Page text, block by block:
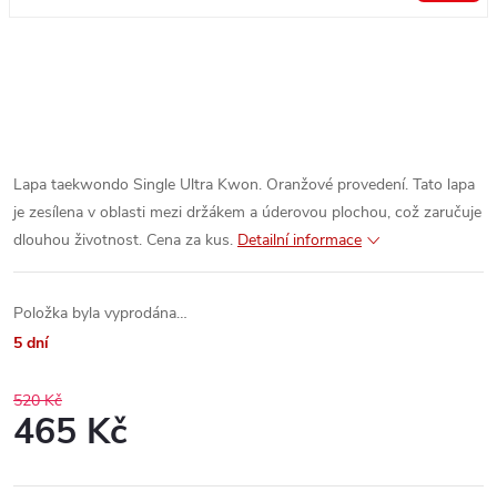
Lapa taekwondo Single Ultra Kwon. Oranžové provedení. Tato lapa
je zesílena v oblasti mezi držákem a úderovou plochou, což zaručuje
dlouhou životnost. Cena za kus. Detailní informace
Položka byla vyprodána…
5 dní
520 Kč
465 Kč
cena: